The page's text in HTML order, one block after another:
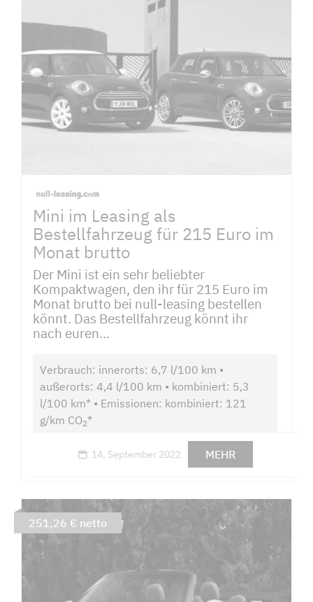
Mini im Leasing als
Bestellfahrzeug für 215 Euro im
Monat brutto
Der Mini ist ein sehr beliebter
Kompaktwagen, den ihr für 215 Euro im
Monat brutto bei null-leasing bestellen
könnt. Das Bestellfahrzeug könnt ihr
nach euren...
Verbrauch: innerorts: 6,7 l/100 km •
außerorts: 4,4 l/100 km • kombiniert: 5,3
l/100 km* • Emissionen: kombiniert: 121
g/km CO2*
14. September 2022 MEHR
251,26 € netto